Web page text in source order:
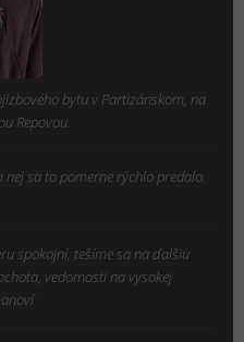
bytu v Partizánskom, na
Repovou.
sa to pomerne rýchlo predalo.
spokojní, tešíme sa na ďalšiu
vedomosti na vysokej